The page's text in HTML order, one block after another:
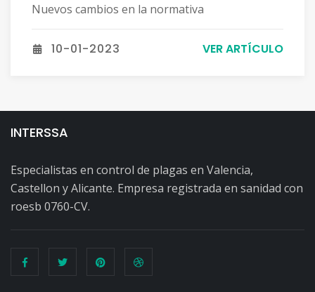
Nuevos cambios en la normativa
10-01-2023 VER ARTÍCULO
INTERSSA
Especialistas en control de plagas en Valencia,
Castellon y Alicante. Empresa registrada en sanidad con
roesb 0760-CV.